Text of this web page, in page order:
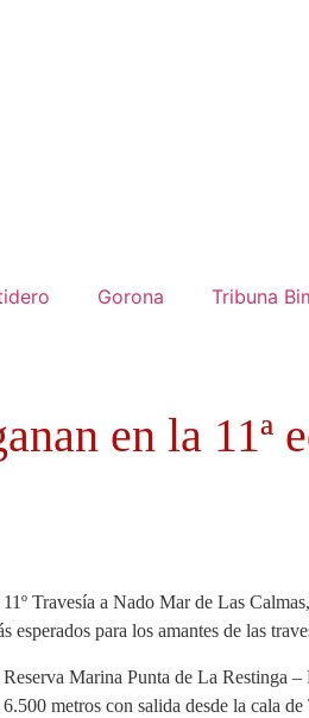
Gorona Tribuna
en la 11ª
Travesía a Nado Mar de Las
para los amantes de las
Marina Punta de La Restinga
metros con salida desde la cala